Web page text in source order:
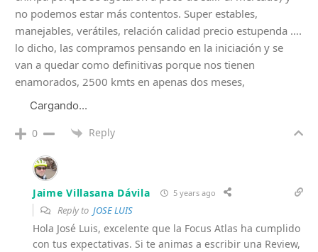
no podemos estar más contentos. Super estables,
manejables, verátiles, relación calidad precio estupenda ….
lo dicho, las compramos pensando en la iniciación y se
van a quedar como definitivas porque nos tienen
enamorados, 2500 kmts en apenas dos meses,
Cargando...
0 Reply
Jaime Villasana Dávila 5 years ago
Reply to JOSE LUIS
Hola José Luis, excelente que la Focus Atlas ha cumplido
con tus expectativas. Si te animas a escribir una Review,